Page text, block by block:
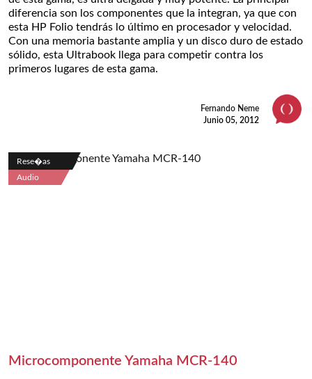
diferencia son los componentes que la integran, ya que con
esta HP Folio tendrás lo último en procesador y velocidad.
Con una memoria bastante amplia y un disco duro de estado
sólido, esta Ultrabook llega para competir contra los
primeros lugares de esta gama.
Fernando Neme
Junio 05, 2012
Rese�as
Audio
Microcomponente Yamaha MCR-140